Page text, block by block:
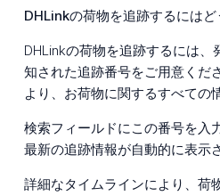
DHLinkの荷物を追跡するにはど
DHLinkの荷物を追跡するには、
知された追跡番号をご用意くだ
より、お荷物に関するすべての
検索フィールドにこの番号を入
最新の追跡情報が自動的に表示
詳細なタイムラインにより、荷